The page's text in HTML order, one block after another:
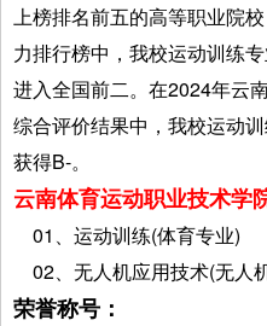
上榜排名前五的高等职业院
力排行榜中，我校运动训练
进入全国前二。在2024年云
综合评价结果中，我校运动
获得B-。
云南体育运动职业技术学
01、运动训练(体育专业)
02、无人机应用技术(无人
荣誉称号：